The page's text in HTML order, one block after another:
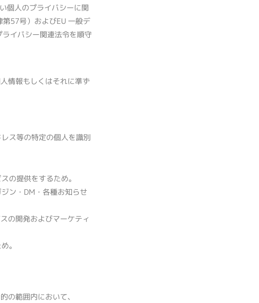
個人のプライバシーに関
第57号）およびEU 一般デ
イバシー関連法令を順守
情報もしくはそれに準ず
ス等の特定の個人を識別
の提供をするため。
ン・ DM ・各種お知らせ
の開発およびマーケティ
。
の範囲内において、